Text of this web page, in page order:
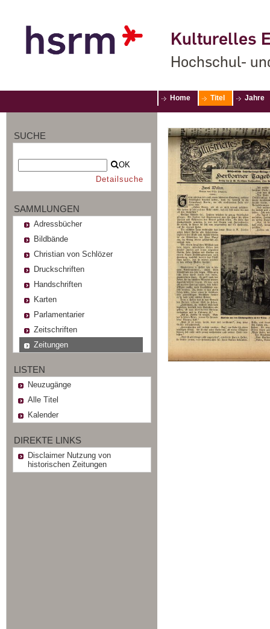
Kulturelles
Hochschul-
Home Titel Jahre
SUCHE
OK
Detailsuche
SAMMLUNGEN
Adressbücher
Bildbände
Christian von Schlözer
Druckschriften
Handschriften
Karten
Parlamentarier
Zeitschriften
Zeitungen
LISTEN
Neuzugänge
Alle Titel
Kalender
DIREKTE LINKS
Disclaimer Nutzung von
historischen Zeitungen